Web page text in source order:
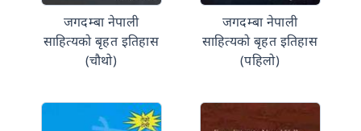
जगदम्बा नेपाली
साहित्यको बृहत इतिहास
(चौथो)
जगदम्बा नेपाली
साहित्यको बृहत इतिहास
(पहिलो)